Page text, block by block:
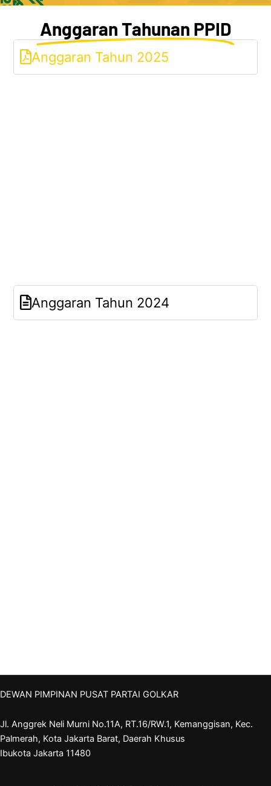
Anggaran Tahunan PPID
Anggaran Tahun 2025
Anggaran Tahun 2024
DEWAN PIMPINAN PUSAT PARTAI GOLKAR
Jl. Anggrek Neli Murni No.11A, RT.16/RW.1, Kemanggisan, Kec.
Palmerah, Kota Jakarta Barat, Daerah Khusus
Ibukota Jakarta 11480